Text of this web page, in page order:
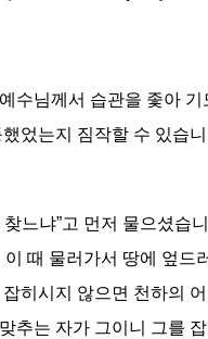
수님께서 습관을 좇아
었는지 짐작할 수 있습
느냐”고 먼저 물으셨습
때 물러가서 땅에 엎드
히시지 않으면 천하의
추는 자가 그이니 그를